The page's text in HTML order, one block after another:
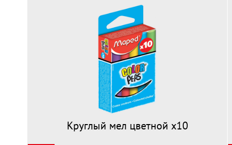
Круглый мел цветной х10